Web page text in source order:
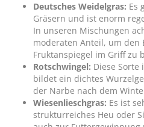
Deutsches Weidelgras: Es
Gräsern und ist enorm
In unseren Mischungen
moderaten Anteil, um den
Fruktanspiegel im Griff zu
Rotschwingel: Diese Sorte
bildet ein dichtes
der Narbe nach dem
Wiesenlieschgras: Es ist
strukturreiches Heu oder